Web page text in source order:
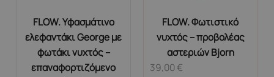
FLOW. Υφασμάτινο
ελεφαντάκι George με
φωτάκι νυχτός –
επαναφορτιζόμενο
FLOW. Φωτιστικό
νυχτός – προβολέας
αστεριών Bjorn
39,00€